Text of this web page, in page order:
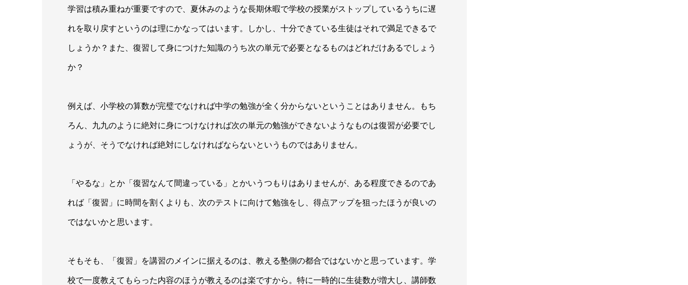
学習は積み重ねが重要ですので、夏休みのような長期休暇で学校の授業がストップしているうちに遅
れを取り戻すというのは理にかなってはいます。しかし、十分できている生徒はそれで満足できるで
しょうか？また、復習して身につけた知識のうち次の単元で必要となるものはどれだけあるでしょう
か？
例えば、小学校の算数が完璧でなければ中学の勉強が全く分からないということはありません。もち
ろん、九九のように絶対に身につけなければ次の単元の勉強ができないようなものは復習が必要でし
ょうが、そうでなければ絶対にしなければならないというものではありません。
「やるな」とか「復習なんて間違っている」とかいうつもりはありませんが、ある程度できるのであ
れば「復習」に時間を割くよりも、次のテストに向けて勉強をし、得点アップを狙ったほうが良いの
ではないかと思います。
そもそも、「復習」を講習のメインに据えるのは、教える塾側の都合ではないかと思っています。学
校で一度教えてもらった内容のほうが教えるのは楽ですから。特に一時的に生徒数が増大し、講師数